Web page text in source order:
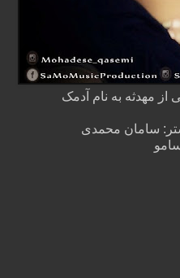
از مهدثه به نام آدمک
سامان محمدی